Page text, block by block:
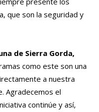
que son la seguridad y
de Sierra Gorda,
como este son una
a nuestra
Agradecemos el
continúe y así,